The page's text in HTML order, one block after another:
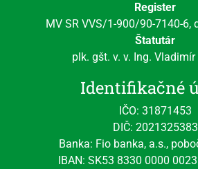
Register
MV SR VVS/1-900/90-7140-6,
Štatutár
plk. gšt. v. v. Ing. Vladimír
Identifikačné
IČO: 31871453
DIČ: 2021325383
Banka: Fio banka, a.s.,
IBAN: SK53 8330 0000